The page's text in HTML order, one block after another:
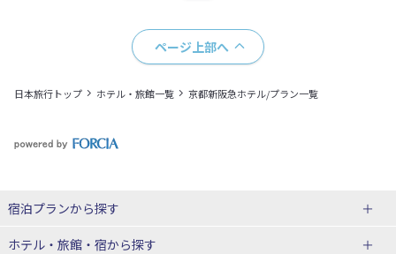
ページ上部へ
日本旅行トップ ホテル・旅館一覧 京都新阪急ホテル/プラン一覧
宿泊プランから探す
北海道
ホテル・旅館・宿から探す